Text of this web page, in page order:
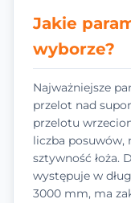
Jakie
wyborze?
Najważniejsze
przelot nad
przelotu
liczba
sztywność łoża.
występuje w
3000 mm, ma